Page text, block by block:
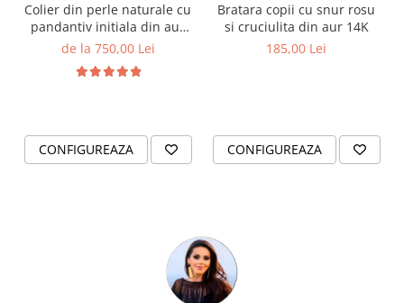
Colier din perle naturale cu
pandantiv initiala din aur
14K si bilute din aur 14K de
de la 750,00 Lei
CONFIGUREAZA
Bratara copii cu snur rosu
si cruciulita din aur 14K
185,00 Lei
CONFIGUREAZA